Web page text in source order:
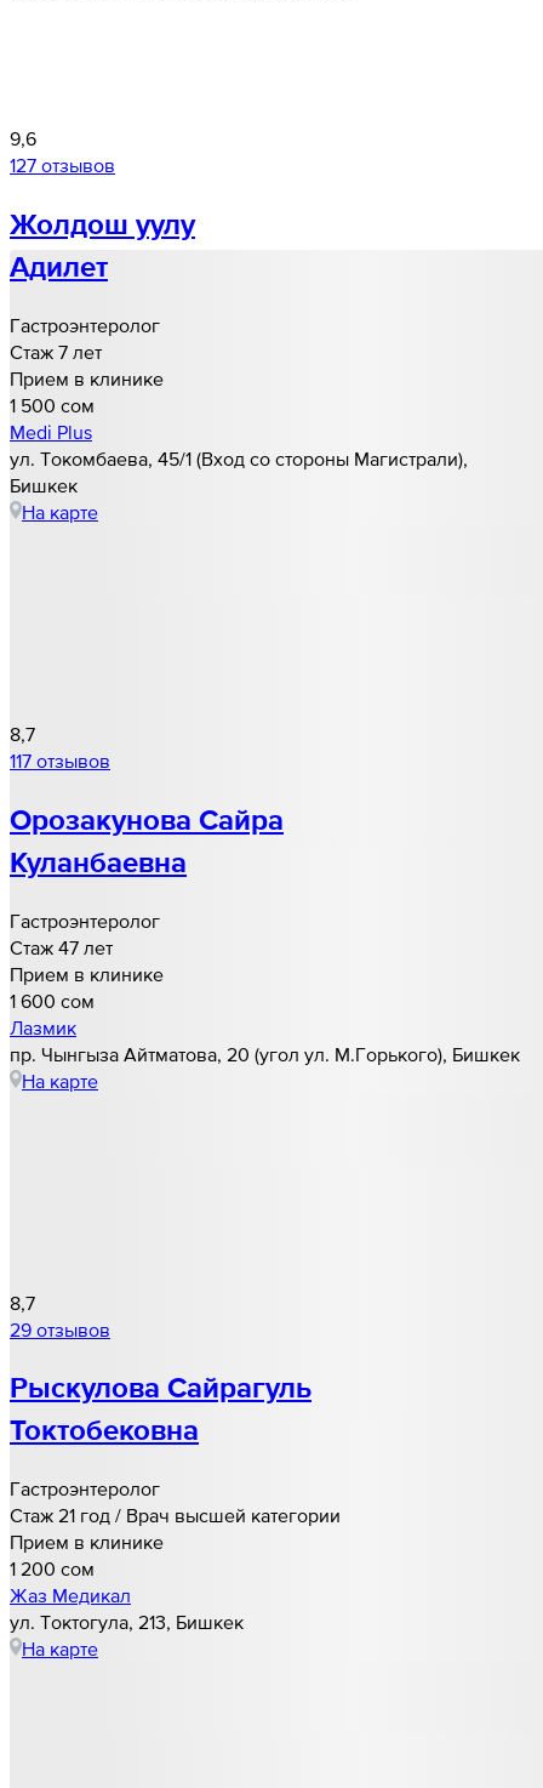
9,6
127 отзывов
Жолдош уулу
Адилет
Гастроэнтеролог
Стаж 7 лет
Прием в клинике
1 500 cом
Medi Plus
ул. Токомбаева, 45/1 (Вход со стороны Магистрали),
Бишкек
На карте
8,7
117 отзывов
Орозакунова Сайра
Куланбаевна
Гастроэнтеролог
Стаж 47 лет
Прием в клинике
1 600 cом
Лазмик
​пр. Чынгыза Айтматова, 20​ (угол ул. М.Горького), Бишкек
На карте
8,7
29 отзывов
Рыскулова Сайрагуль
Токтобековна
Гастроэнтеролог
Стаж 21 год / Врач высшей категории
Прием в клинике
1 200 cом
Жаз Медикал
ул. Токтогула, 213, Бишкек
На карте